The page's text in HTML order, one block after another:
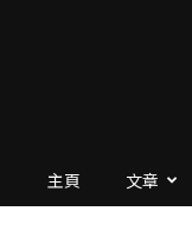
主頁 文章